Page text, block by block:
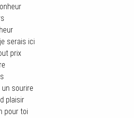
serais ici
prix
sourire
plaisir
pour toi